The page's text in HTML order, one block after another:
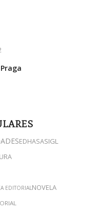
EDHASASIGLO
EDITORIALNOVELA